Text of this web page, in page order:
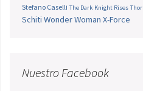
Stefano Caselli The Dark Knight Rises Thor
Schiti Wonder Woman X-Force
Nuestro Facebook